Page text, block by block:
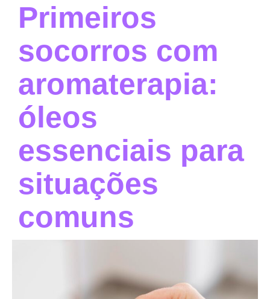
Primeiros
socorros com
aromaterapia:
óleos
essenciais para
situações
comuns